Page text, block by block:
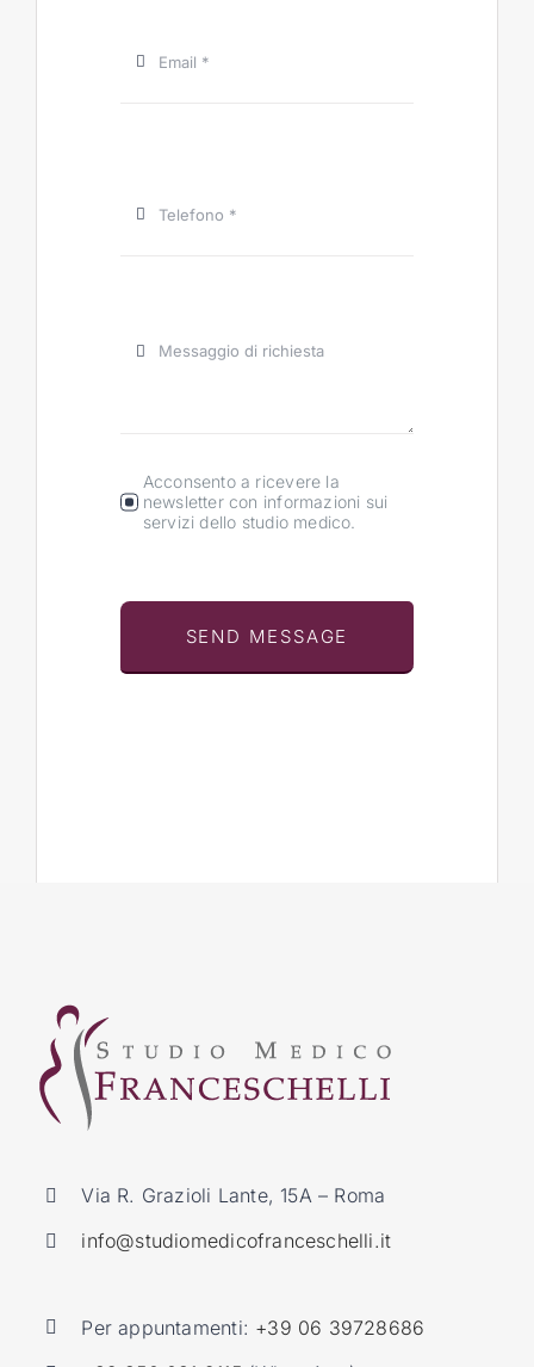
Acconsento a ricevere la
newsletter con informazioni sui
servizi dello studio medico.
SEND MESSAGE
Via R. Grazioli Lante, 15A – Roma
info@studiomedicofranceschelli.it
Per appuntamenti: +39 06 39728686